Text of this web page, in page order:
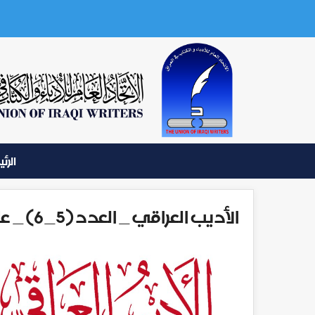
الأديب العراقي _ العدد (5_6) _ عام 1962